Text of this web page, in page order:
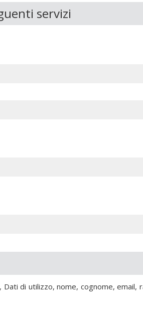
servizi
di utilizzo, nome, cognome, email,